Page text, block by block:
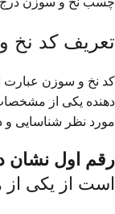
تعریف کد نخ
دهنده یکی از
مورد نظر شناسایی
رقم اول نشان
است از یکی